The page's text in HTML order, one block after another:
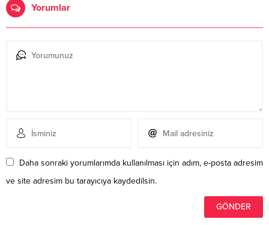
Yorumlar
Daha sonraki yorumlarımda kullanılması için adım, e-posta adresim
ve site adresim bu tarayıcıya kaydedilsin.